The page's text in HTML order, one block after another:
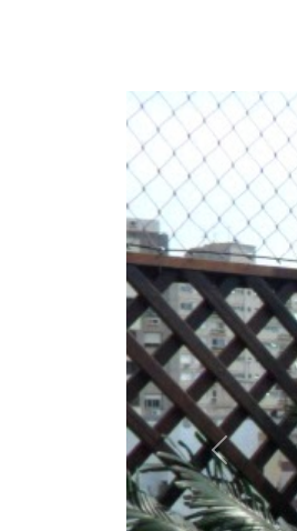
Anterior